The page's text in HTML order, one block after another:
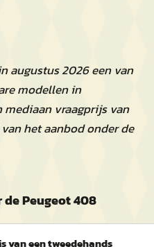
augustus 2026 een van
modellen in
mediaan vraagprijs van
van het aanbod onder de
Peugeot 408
van een tweedehands